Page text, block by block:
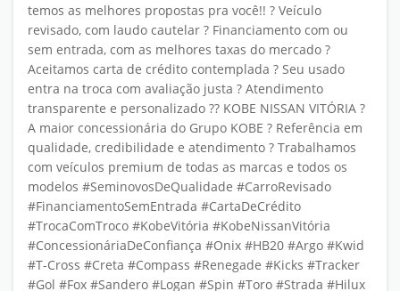
temos as melhores propostas pra você!! ? Veículo
revisado, com laudo cautelar ? Financiamento com ou
sem entrada, com as melhores taxas do mercado ?
Aceitamos carta de crédito contemplada ? Seu usado
entra na troca com avaliação justa ? Atendimento
transparente e personalizado ?? KOBE NISSAN VITÓRIA ?
A maior concessionária do Grupo KOBE ? Referência em
qualidade, credibilidade e atendimento ? Trabalhamos
com veículos premium de todas as marcas e todos os
modelos #SeminovosDeQualidade #CarroRevisado
#FinanciamentoSemEntrada #CartaDeCrédito
#TrocaComTroco #KobeVitória #KobeNissanVitória
#ConcessionáriaDeConfiança #Onix #HB20 #Argo #Kwid
#T-Cross #Creta #Compass #Renegade #Kicks #Tracker
#Gol #Fox #Sandero #Logan #Spin #Toro #Strada #Hilux